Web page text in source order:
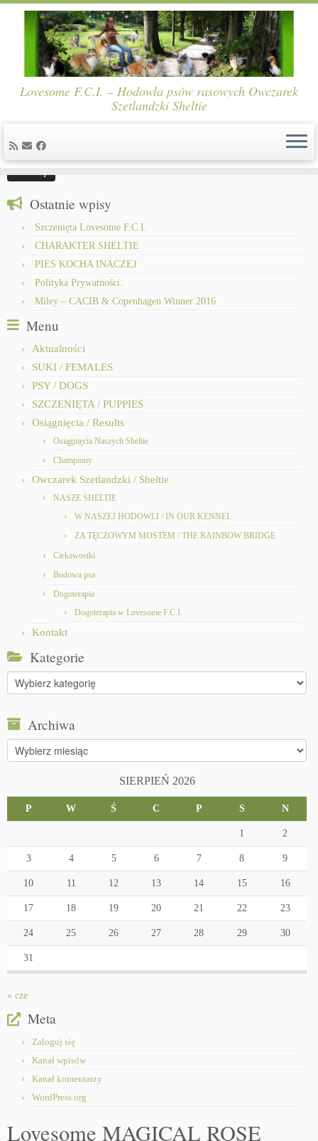
Lovesome F.C.I. – Hodowla psów rasowych Owczarek
Szetlandzki Sheltie
Strona główna » Szczeniaczki z miotu M skończyly 5 tygodni » Lovesome
Ostatnie wpisy
Szczenięta Lovesome F.C.I.
CHARAKTER SHELTIE
PIES KOCHA INACZEJ
Polityka Prywatności.
Miley – CACIB & Copenhagen Winner 2016
Menu
Aktualności
SUKI / FEMALES
PSY / DOGS
SZCZENIĘTA / PUPPIES
Osiągnięcia / Results
Osiągnięcia Naszych Sheltie
Championy
Owczarek Szetlandzki / Sheltie
NASZE SHELTIE
W NASZEJ HODOWLI / IN OUR KENNEL
ZA TĘCZOWYM MOSTEM / THE RAINBOW BRIDGE
Ciekawostki
Budowa psa
Dogoterapia
Dogoterapia w Lovesome F.C.I.
Kontakt
Kategorie
Kategorie
Archiwa
Archiwa
SIERPIEŃ 2026
P W Ś C P S N
1 2
3 4 5 6 7 8 9
10 11 12 13 14 15 16
17 18 19 20 21 22 23
24 25 26 27 28 29 30
31
« cze
Meta
Zaloguj się
Kanał wpisów
Kanał komentarzy
WordPress.org
Lovesome MAGICAL ROSE